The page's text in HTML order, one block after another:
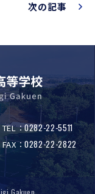
次の記事
TEL：0282-22-5511
FAX：0282-22-2822
Gakuen